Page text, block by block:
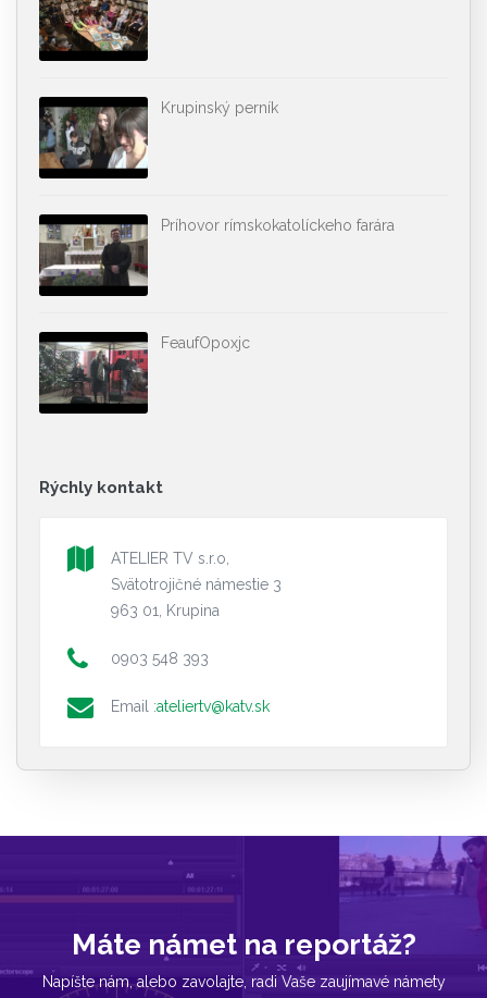
Krupinský perník
Príhovor rímskokatolíckeho farára
FeaufOpoxjc
Rýchly kontakt
ATELIER TV s.r.o,
Svätotrojičné námestie 3
963 01, Krupina
0903 548 393
Email :ateliertv@katv.sk
Máte námet na reportáž?
Napíšte nám, alebo zavolajte, radi Vaše zaujímavé námety